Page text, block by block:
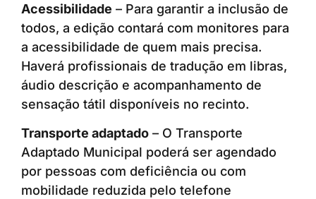
Acessibilidade – Para garantir a inclusão de
todos, a edição contará com monitores para
a acessibilidade de quem mais precisa.
Haverá profissionais de tradução em libras,
áudio descrição e acompanhamento de
sensação tátil disponíveis no recinto.
Transporte adaptado – O Transporte
Adaptado Municipal poderá ser agendado
por pessoas com deficiência ou com
mobilidade reduzida pelo telefone